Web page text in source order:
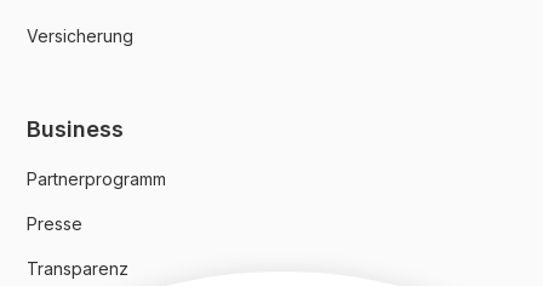
Versicherung
Business
Partnerprogramm
Presse
Transparenz